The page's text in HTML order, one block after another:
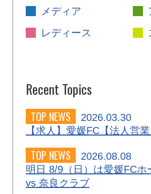
メディア
レディース
Recent Topics
TOP NEWS
2026.03.30
【求人】愛媛FC【法人営
TOP NEWS
2026.08.08
明日 8/9（日）は愛媛FCホ
vs 奈良クラブ